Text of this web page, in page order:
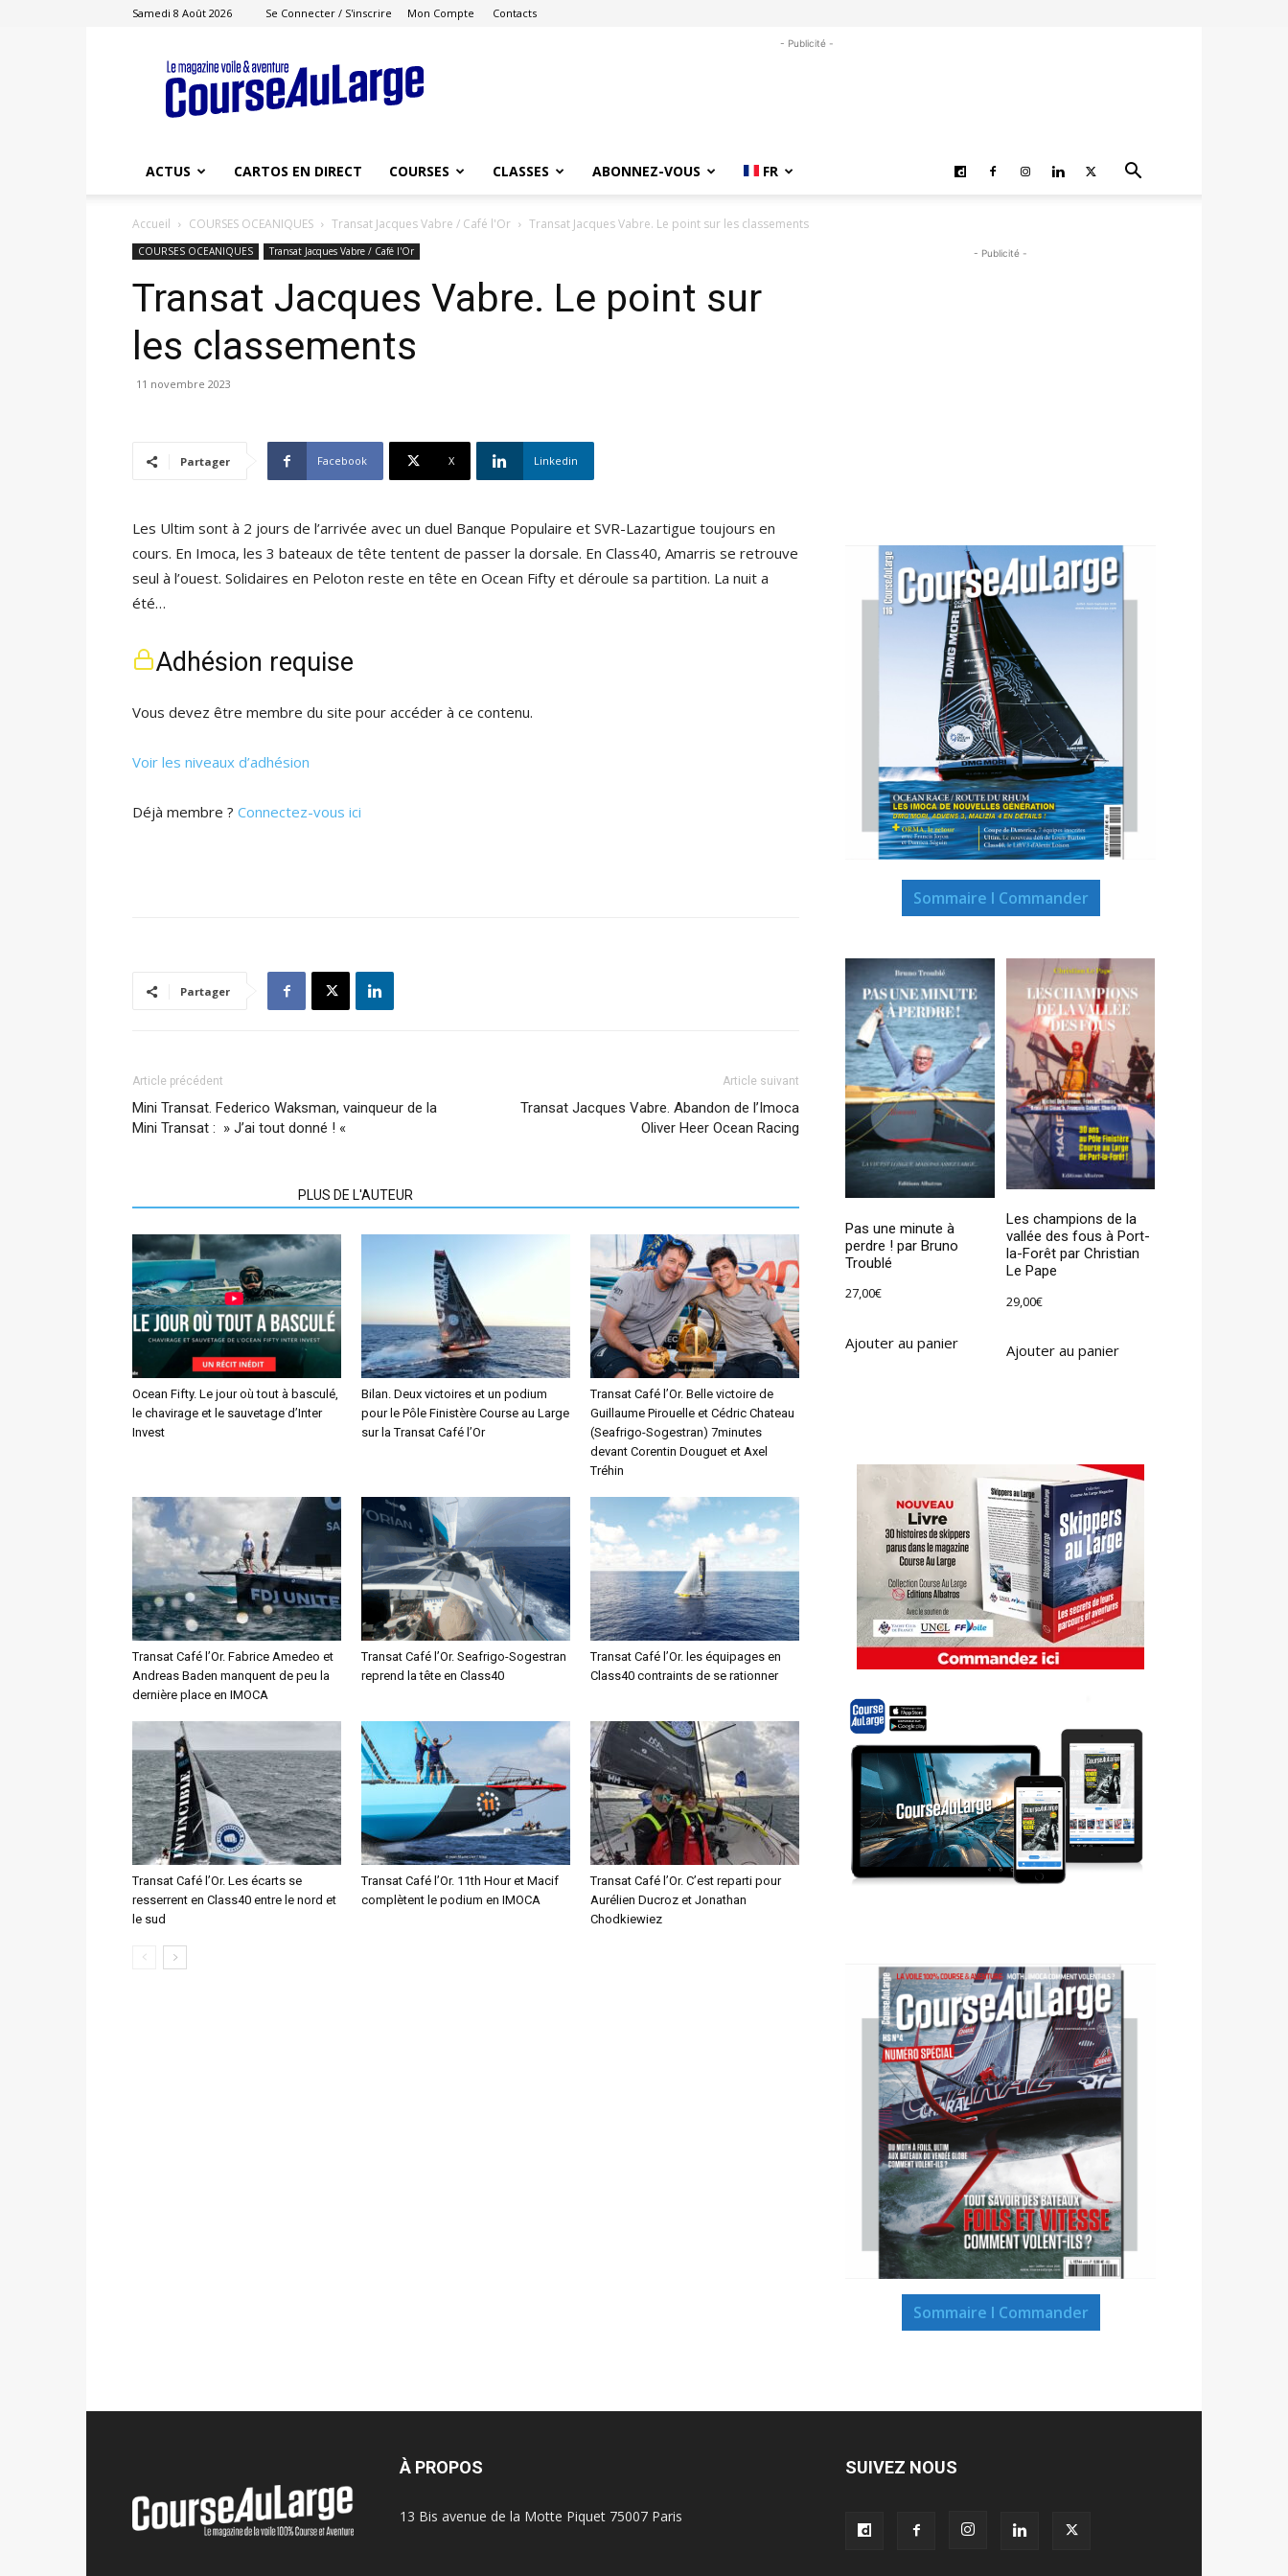
Samedi 8 Août 2026 Se Connecter / S'inscrire Mon Compte Contacts
Course
au
Large
- Publicité -
ACTUS CARTOS EN DIRECT COURSES CLASSES ABONNEZ-VOUS FR
Accueil COURSES OCEANIQUES Transat Jacques Vabre / Café l'Or Transat Jacques Vabre. Le point sur les classements
COURSES OCEANIQUES Transat Jacques Vabre / Café l'Or
Transat Jacques Vabre. Le point sur
les classements
11 novembre 2023
Partager Facebook X Linkedin
Les Ultim sont à 2 jours de l’arrivée avec un duel Banque Populaire et SVR-Lazartigue toujours en
cours. En Imoca, les 3 bateaux de tête tentent de passer la dorsale. En Class40, Amarris se retrouve
seul à l’ouest. Solidaires en Peloton reste en tête en Ocean Fifty et déroule sa partition. La nuit a
été…
Adhésion requise
Vous devez être membre du site pour accéder à ce contenu.
Voir les niveaux d’adhésion
Déjà membre ? Connectez-vous ici
Partager
Article précédent
Mini Transat. Federico Waksman, vainqueur de la
Mini Transat : » J’ai tout donné ! «
Article suivant
Transat Jacques Vabre. Abandon de l’Imoca
Oliver Heer Ocean Racing
PLUS DE L'AUTEUR
Ocean Fifty. Le jour où tout à basculé,
le chavirage et le sauvetage d’Inter
Invest
Bilan. Deux victoires et un podium
pour le Pôle Finistère Course au Large
sur la Transat Café l’Or
Transat Café l’Or. Belle victoire de
Guillaume Pirouelle et Cédric Chateau
(Seafrigo-Sogestran) 7minutes
devant Corentin Douguet et Axel
Tréhin
Transat Café l’Or. Fabrice Amedeo et
Andreas Baden manquent de peu la
dernière place en IMOCA
Transat Café l’Or. Seafrigo-Sogestran
reprend la tête en Class40
Transat Café l’Or. les équipages en
Class40 contraints de se rationner
Transat Café l’Or. Les écarts se
resserrent en Class40 entre le nord et
le sud
Transat Café l’Or. 11th Hour et Macif
complètent le podium en IMOCA
Transat Café l’Or. C’est reparti pour
Aurélien Ducroz et Jonathan
Chodkiewiez
- Publicité -
Sommaire I Commander
Pas une minute à
perdre ! par Bruno
Troublé
27,00€
Ajouter au panier
Les champions de la
vallée des fous à Port-
la-Forêt par Christian
Le Pape
29,00€
Ajouter au panier
Sommaire I Commander
À PROPOS
13 Bis avenue de la Motte Piquet 75007 Paris
SUIVEZ NOUS